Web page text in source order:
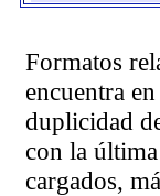
Formatos
encuentra
duplicidad
con la
cargados,